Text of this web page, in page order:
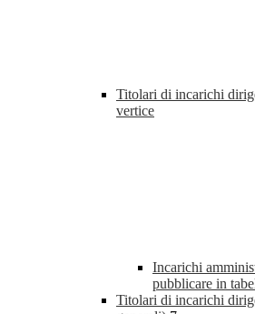
Titolari di incarichi
vertice
Incarichi
pubblicare in
Titolari di incarichi